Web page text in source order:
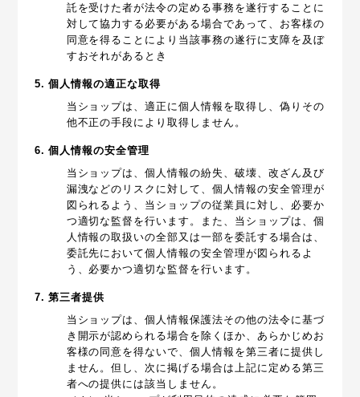
託を受けた者が法令の定める事務を遂行することに
対して協力する必要がある場合であって、お客様の
同意を得ることにより当該事務の遂行に支障を及ぼ
すおそれがあるとき
5. 個人情報の適正な取得
当ショップは、適正に個人情報を取得し、偽りその
他不正の手段により取得しません。
6. 個人情報の安全管理
当ショップは、個人情報の紛失、破壊、改ざん及び
漏洩などのリスクに対して、個人情報の安全管理が
図られるよう、当ショップの従業員に対し、必要か
つ適切な監督を行います。また、当ショップは、個
人情報の取扱いの全部又は一部を委託する場合は、
委託先において個人情報の安全管理が図られるよ
う、必要かつ適切な監督を行います。
7. 第三者提供
当ショップは、個人情報保護法その他の法令に基づ
き開示が認められる場合を除くほか、あらかじめお
客様の同意を得ないで、個人情報を第三者に提供し
ません。但し、次に掲げる場合は上記に定める第三
者への提供には該当しません。